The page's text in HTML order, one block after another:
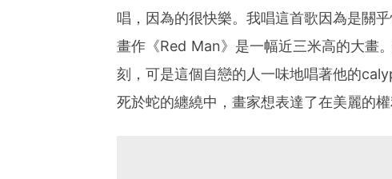
唱，因為的很快樂。我唱這首歌因為是關
畫作《Red Man》是一幅近三米高的大畫
刻，可是這個自戀的人一味地唱著他的
死於蛇的纏繞中，畫家想表達了在美麗的權